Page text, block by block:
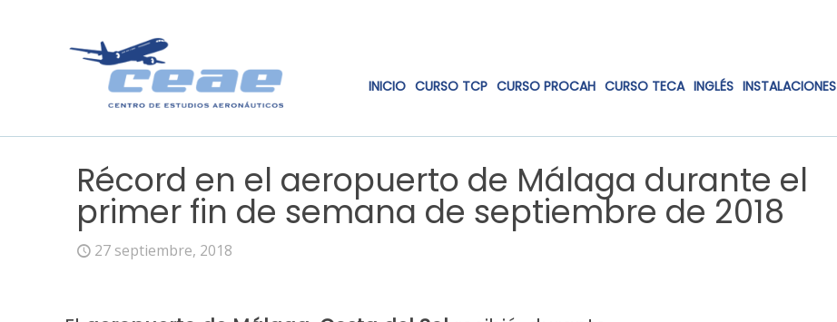
INICIO CURSO TCP CURSO PROCAH CURSO TECA INGLÉS INSTALACIONES
Récord en el aeropuerto de Málaga durante el
primer fin de semana de septiembre de 2018
27 septiembre, 2018